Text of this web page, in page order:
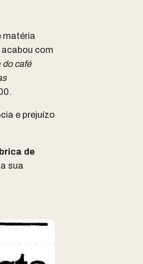
matéria
com
do café
e prejuízo
de
sua